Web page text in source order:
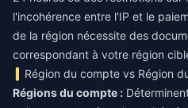
l'incohérence entre l'IP et le
de la région nécessite des
correspondant à votre région
Région du compte vs Région
Régions du compte :